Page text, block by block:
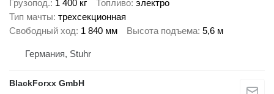
Грузопод. 1 400 кг Топливо электро
Тип мачты трехсекционная
Свободный ход 1 840 мм Высота подъема 5,6 м
Германия, Stuhr
BlackForxx GmbH